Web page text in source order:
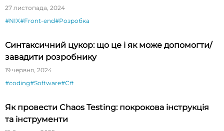
27 листопада, 2024
#NIX#Front-end#Розробка
Синтаксичний цукор: що це і як може допомогти/
завадити розробнику
19 червня, 2024
#coding#Software#C#
Як провести Chaos Testing: покрокова інструкція
та інструменти